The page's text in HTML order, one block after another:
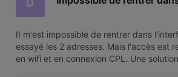
II m'est impossible de rentrer dans
essayé les 2 adresses. Mais l'accès est
en wifi et en connexion CPL. Une